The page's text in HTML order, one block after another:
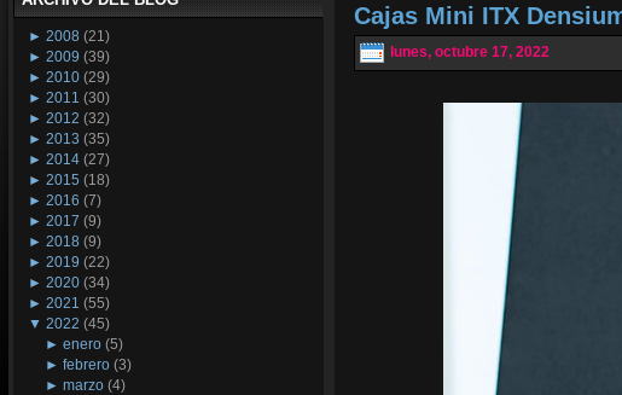
► 2008 (21)
► 2009 (39)
► 2010 (29)
► 2011 (30)
► 2012 (32)
► 2013 (35)
► 2014 (27)
► 2015 (18)
► 2016 (7)
► 2017 (9)
► 2018 (9)
► 2019 (22)
► 2020 (34)
► 2021 (55)
▼ 2022 (45)
►enero (5)
►febrero (3)
►marzo (4)
Cajas Mini ITX
lunes, octubre 17, 2022